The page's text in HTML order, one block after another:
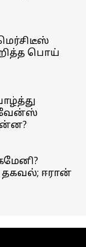
பொய்
ஈரான்